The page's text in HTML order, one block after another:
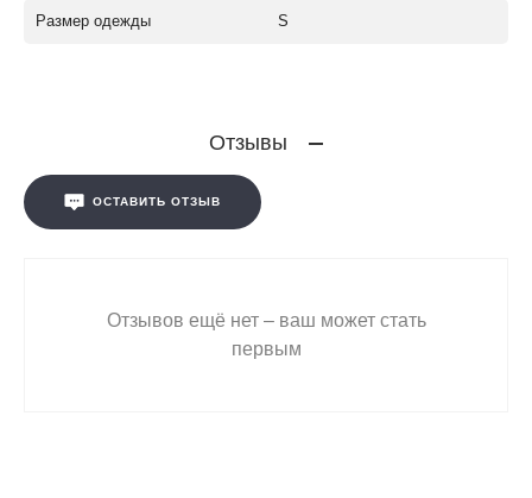
Размер одежды S
Отзывы
ОСТАВИТЬ ОТЗЫВ
Отзывов ещё нет – ваш может стать
первым